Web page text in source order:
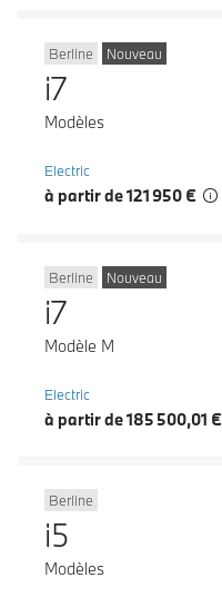
Berline Nouveau
i7
Modèles
Electric
à partir de 121 950 €
Berline Nouveau
i7
Modèle M
Electric
à partir de 185 500,01 €
Berline
i5
Modèles